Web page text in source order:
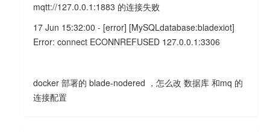
mqtt://127.0.0.1:1883 的连接失败
17 Jun 15:32:00 - [error] [MySQLdatabase:bladexiot]
Error: connect ECONNREFUSED 127.0.0.1:3306
docker 部署的 blade-nodered ，怎么改 数据库 和mq 的
连接配置